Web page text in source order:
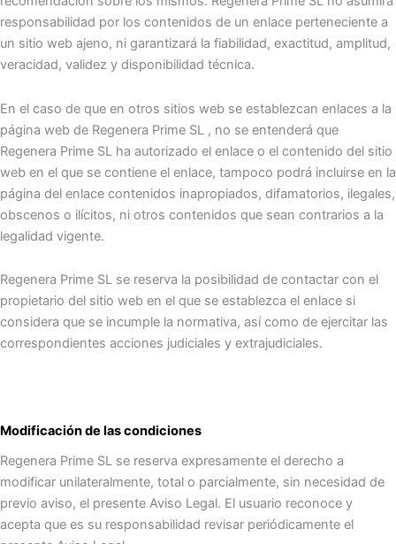
responsabilidad por los contenidos de un enlace perteneciente a
un sitio web ajeno, ni garantizará la fiabilidad, exactitud, amplitud,
veracidad, validez y disponibilidad técnica.
En el caso de que en otros sitios web se establezcan enlaces a la
página web de Regenera Prime SL , no se entenderá que
Regenera Prime SL ha autorizado el enlace o el contenido del sitio
web en el que se contiene el enlace, tampoco podrá incluirse en la
página del enlace contenidos inapropiados, difamatorios, ilegales,
obscenos o ilícitos, ni otros contenidos que sean contrarios a la
legalidad vigente.
Regenera Prime SL se reserva la posibilidad de contactar con el
propietario del sitio web en el que se establezca el enlace si
considera que se incumple la normativa, así como de ejercitar las
correspondientes acciones judiciales y extrajudiciales.
Modificación de las condiciones
Regenera Prime SL se reserva expresamente el derecho a
modificar unilateralmente, total o parcialmente, sin necesidad de
previo aviso, el presente Aviso Legal. El usuario reconoce y
acepta que es su responsabilidad revisar periódicamente el